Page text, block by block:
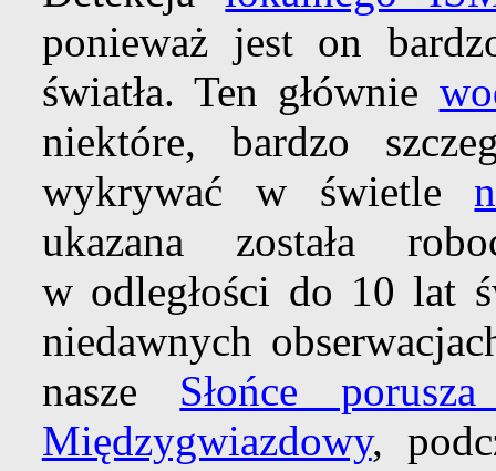
ponieważ jest on
światła. Ten głównie
niektóre, bardzo
wykrywać w świetle
ukazana została
w odległości do 10 lat
niedawnych
nasze Słońce
Międzygwiazdowy,